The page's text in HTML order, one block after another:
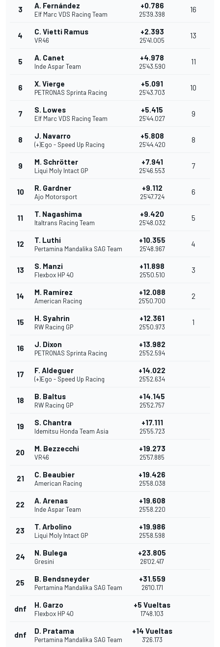
3 A. Fernández
Elf Marc VDS Racing Team
+0.786
25'39.398
16
4 C. Vietti Ramus
VR46
+2.393
25'41.005
13
5 A. Canet
Inde Aspar Team
+4.978
25'43.590
11
6 X. Vierge
PETRONAS Sprinta Racing
+5.091
25'43.703
10
7 S. Lowes
Elf Marc VDS Racing Team
+5.415
25'44.027
9
8 J. Navarro
(+)Ego - Speed Up Racing
+5.808
25'44.420
8
9 M. Schrötter
Liqui Moly Intact GP
+7.941
25'46.553
7
10 R. Gardner
Ajo Motorsport
+9.112
25'47.724
6
11 T. Nagashima
Italtrans Racing Team
+9.420
25'48.032
5
12 T. Luthi
Pertamina Mandalika SAG Team
+10.355
25'48.967
4
13 S. Manzi
Flexbox HP 40
+11.898
25'50.510
3
14 M. Ramírez
American Racing
+12.088
25'50.700
2
15 H. Syahrin
RW Racing GP
+12.361
25'50.973
1
16 J. Dixon
PETRONAS Sprinta Racing
+13.982
25'52.594
17 F. Aldeguer
(+)Ego - Speed Up Racing
+14.022
25'52.634
18 B. Baltus
RW Racing GP
+14.145
25'52.757
19 S. Chantra
Idemitsu Honda Team Asia
+17.111
25'55.723
20 M. Bezzecchi
VR46
+19.273
25'57.885
21 C. Beaubier
American Racing
+19.426
25'58.038
22 A. Arenas
Inde Aspar Team
+19.608
25'58.220
23 T. Arbolino
Liqui Moly Intact GP
+19.986
25'58.598
24 N. Bulega
Gresini
+23.805
26'02.417
25 B. Bendsneyder
Pertamina Mandalika SAG Team
+31.559
26'10.171
dnf H. Garzo
Flexbox HP 40
+5 Vueltas
17'48.103
dnf D. Pratama
Pertamina Mandalika SAG Team
+14 Vueltas
3'26.173